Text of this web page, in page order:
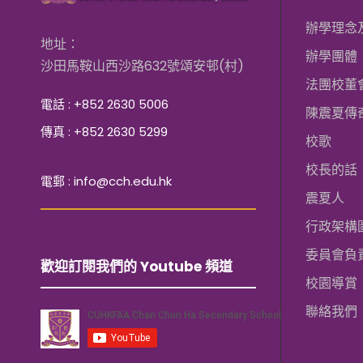
地址：
沙田馬鞍山西沙路632號頌安邨(村)
電話 : +852 2630 5006
傳真 : +852 2630 5299
電郵 : info@cch.edu.hk
歡迎訂閱我們的 Youtube 頻道
辦學理念
辦學團體
法團校董
陳震夏傳
校歌
校長的話
震夏人
行政架構
委員會負
校園導賞
聯絡我們